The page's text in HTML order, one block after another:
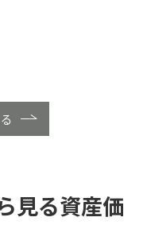
見る資産価